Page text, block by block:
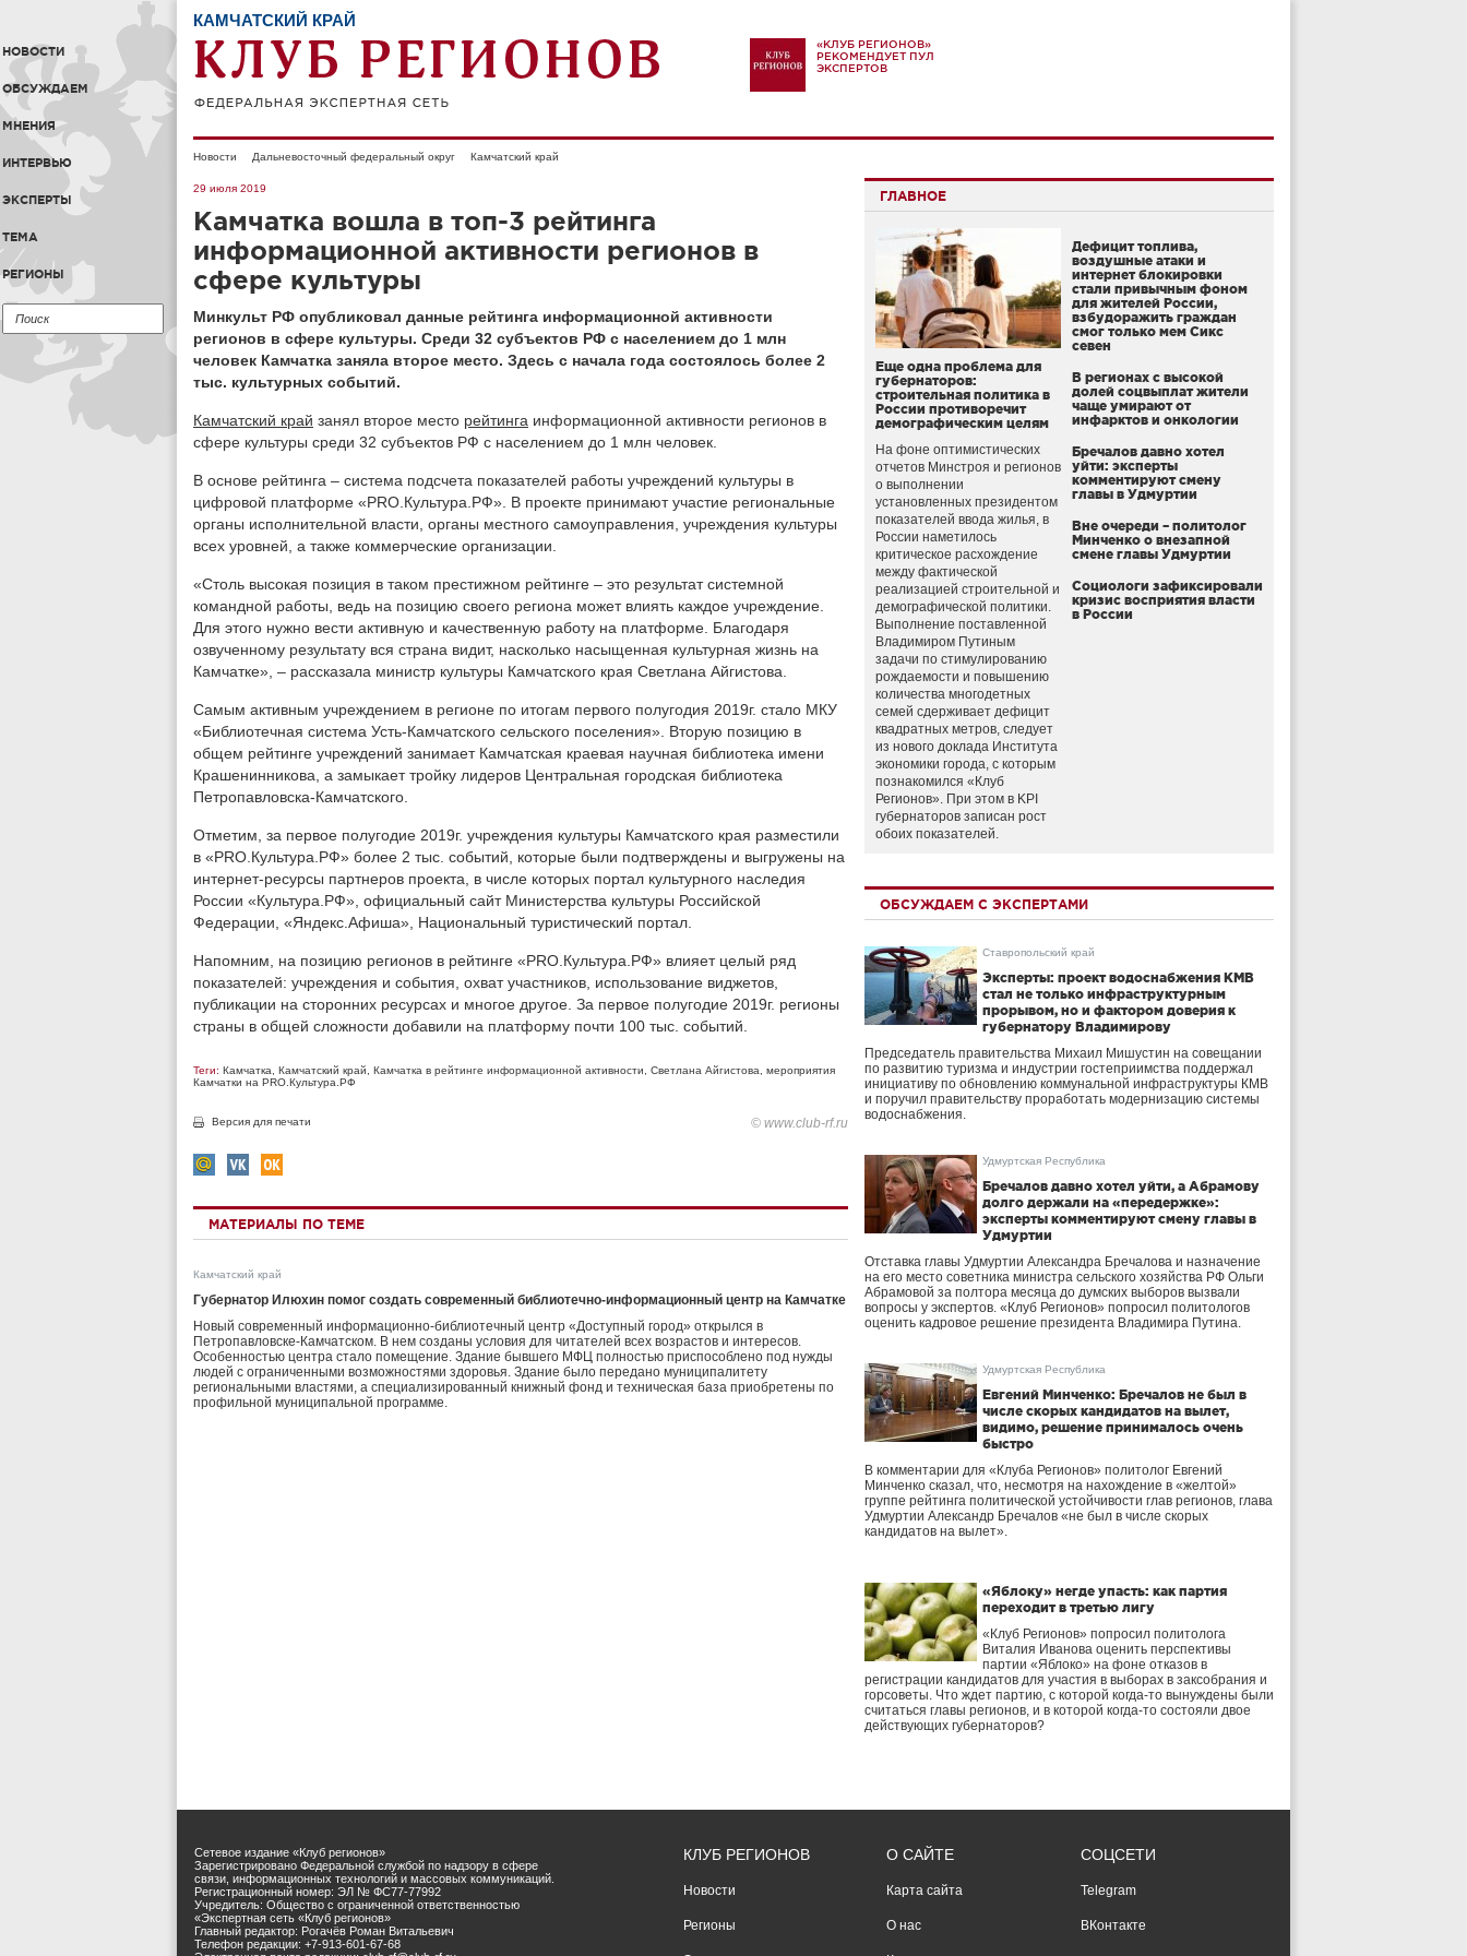
НОВОСТИ
ОБСУЖДАЕМ
МНЕНИЯ
ИНТЕРВЬЮ
ЭКСПЕРТЫ
ТЕМА
РЕГИОНЫ
КАМЧАТСКИЙ КРАЙ
«КЛУБ РЕГИОНОВ»
РЕКОМЕНДУЕТ ПУЛ
ЭКСПЕРТОВ
Новости Дальневосточный федеральный округ Камчатский край
29 июля 2019
Камчатка вошла в топ-3 рейтинга
информационной активности регионов в
сфере культуры
Минкульт РФ опубликовал данные рейтинга информационной активности
регионов в сфере культуры. Среди 32 субъектов РФ с населением до 1 млн
человек Камчатка заняла второе место. Здесь с начала года состоялось более 2
тыс. культурных событий.
Камчатский край занял второе место рейтинга информационной активности регионов в
сфере культуры среди 32 субъектов РФ с населением до 1 млн человек.
В основе рейтинга – система подсчета показателей работы учреждений культуры в
цифровой платформе «PRO.Культура.РФ». В проекте принимают участие региональные
органы исполнительной власти, органы местного самоуправления, учреждения культуры
всех уровней, а также коммерческие организации.
«Столь высокая позиция в таком престижном рейтинге – это результат системной
командной работы, ведь на позицию своего региона может влиять каждое учреждение.
Для этого нужно вести активную и качественную работу на платформе. Благодаря
озвученному результату вся страна видит, насколько насыщенная культурная жизнь на
Камчатке», – рассказала министр культуры Камчатского края Светлана Айгистова.
Самым активным учреждением в регионе по итогам первого полугодия 2019г. стало МКУ
«Библиотечная система Усть-Камчатского сельского поселения». Вторую позицию в
общем рейтинге учреждений занимает Камчатская краевая научная библиотека имени
Крашенинникова, а замыкает тройку лидеров Центральная городская библиотека
Петропавловска-Камчатского.
Отметим, за первое полугодие 2019г. учреждения культуры Камчатского края разместили
в «PRO.Культура.РФ» более 2 тыс. событий, которые были подтверждены и выгружены на
интернет-ресурсы партнеров проекта, в числе которых портал культурного наследия
России «Культура.РФ», официальный сайт Министерства культуры Российской
Федерации, «Яндекс.Афиша», Национальный туристический портал.
Напомним, на позицию регионов в рейтинге «PRO.Культура.РФ» влияет целый ряд
показателей: учреждения и события, охват участников, использование виджетов,
публикации на сторонних ресурсах и многое другое. За первое полугодие 2019г. регионы
страны в общей сложности добавили на платформу почти 100 тыс. событий.
Теги: Камчатка Камчатский край Камчатка в рейтинге информационной активности Светлана Айгистова
мероприятия
Камчатки на PRO.Культура.РФ
Версия для печати © www.club-rf.ru
МАТЕРИАЛЫ ПО ТЕМЕ
Камчатский край
Губернатор Илюхин помог создать современный библиотечно-информационный центр на Камчатке
Новый современный информационно-библиотечный центр «Доступный город» открылся в
Петропавловске-Камчатском. В нем созданы условия для читателей всех возрастов и интересов.
Особенностью центра стало помещение. Здание бывшего МФЦ полностью приспособлено под нужды
людей с ограниченными возможностями здоровья. Здание было передано муниципалитету
региональными властями, а специализированный книжный фонд и техническая база приобретены по
профильной муниципальной программе.
ГЛАВНОЕ
Еще одна проблема для
губернаторов:
строительная политика в
России противоречит
демографическим целям
На фоне оптимистических
отчетов Минстроя и регионов
о выполнении
установленных президентом
показателей ввода жилья, в
России наметилось
критическое расхождение
между фактической
реализацией строительной и
демографической политики.
Выполнение поставленной
Владимиром Путиным
задачи по стимулированию
рождаемости и повышению
количества многодетных
семей сдерживает дефицит
квадратных метров, следует
из нового доклада Института
экономики города, с которым
познакомился «Клуб
Регионов». При этом в KPI
губернаторов записан рост
обоих показателей.
Дефицит топлива,
воздушные атаки и
интернет блокировки
стали привычным фоном
для жителей России,
взбудоражить граждан
смог только мем Сикс
севен
В регионах с высокой
долей соцвыплат жители
чаще умирают от
инфарктов и онкологии
Бречалов давно хотел
уйти: эксперты
комментируют смену
главы в Удмуртии
Вне очереди – политолог
Минченко о внезапной
смене главы Удмуртии
Социологи зафиксировали
кризис восприятия власти
в России
ОБСУЖДАЕМ С ЭКСПЕРТАМИ
Ставропольский край
Эксперты: проект водоснабжения КМВ
стал не только инфраструктурным
прорывом, но и фактором доверия к
губернатору Владимирову
Председатель правительства Михаил Мишустин на совещании
по развитию туризма и индустрии гостеприимства поддержал
инициативу по обновлению коммунальной инфраструктуры КМВ
и поручил правительству проработать модернизацию системы
водоснабжения.
Удмуртская Республика
Бречалов давно хотел уйти, а Абрамову
долго держали на «передержке»:
эксперты комментируют смену главы в
Удмуртии
Отставка главы Удмуртии Александра Бречалова и назначение
на его место советника министра сельского хозяйства РФ Ольги
Абрамовой за полтора месяца до думских выборов вызвали
вопросы у экспертов. «Клуб Регионов» попросил политологов
оценить кадровое решение президента Владимира Путина.
Удмуртская Республика
Евгений Минченко: Бречалов не был в
числе скорых кандидатов на вылет,
видимо, решение принималось очень
быстро
В комментарии для «Клуба Регионов» политолог Евгений
Минченко сказал, что, несмотря на нахождение в «желтой»
группе рейтинга политической устойчивости глав регионов, глава
Удмуртии Александр Бречалов «не был в числе скорых
кандидатов на вылет».
«Яблоку» негде упасть: как партия
переходит в третью лигу
«Клуб Регионов» попросил политолога
Виталия Иванова оценить перспективы
партии «Яблоко» на фоне отказов в
регистрации кандидатов для участия в выборах в заксобрания и
горсоветы. Что ждет партию, с которой когда-то вынуждены были
считаться главы регионов, и в которой когда-то состояли двое
действующих губернаторов?
Сетевое издание «Клуб регионов»
Зарегистрировано Федеральной службой по надзору в сфере
связи, информационных технологий и массовых коммуникаций.
Регистрационный номер: ЭЛ № ФС77-77992
Учредитель: Общество с ограниченной ответственностью
«Экспертная сеть «Клуб регионов»
Главный редактор: Рогачёв Роман Витальевич
Телефон редакции: +7-913-601-67-68
КЛУБ РЕГИОНОВ
Новости
Регионы
О САЙТЕ
Карта сайта
О нас
СОЦСЕТИ
Telegram
ВКонтакте